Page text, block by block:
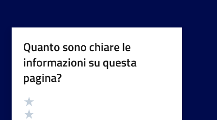
Quanto sono chiare le
informazioni su questa
pagina?
Valutazione